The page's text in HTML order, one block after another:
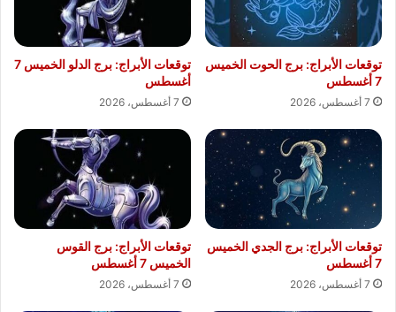
توقعات الأبراج: برج الحوت الخميس
7 أغسطس
7 أغسطس، 2026
توقعات الأبراج: برج الدلو الخميس 7
أغسطس
7 أغسطس، 2026
توقعات الأبراج: برج الجدي الخميس
7 أغسطس
7 أغسطس، 2026
توقعات الأبراج: برج القوس
الخميس 7 أغسطس
7 أغسطس، 2026